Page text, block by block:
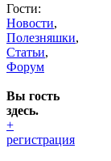
Гости:
Новости,
Полезняшки,
Статьи,
Форум
Вы гость
здесь.
+
регистрация